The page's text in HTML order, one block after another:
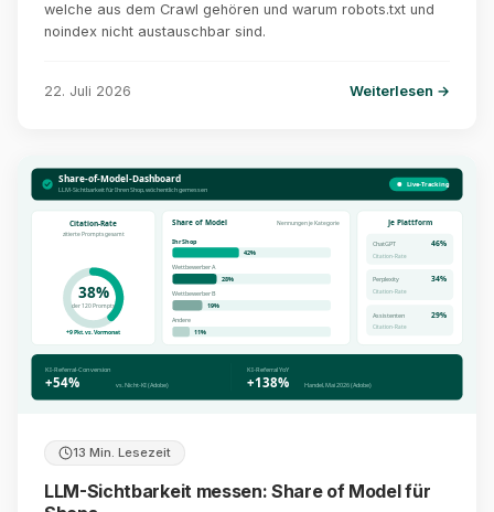
welche aus dem Crawl gehören und warum robots.txt und
noindex nicht austauschbar sind.
22. Juli 2026 Weiterlesen →
Share-of-Model-Dashboard
LLM-Sichtbarkeit für Ihren Shop, wöchentlich gemessen
Live-Tracking
Citation-Rate
zitierte Prompts gesamt
38%
der 120 Prompts
+9 Pkt. vs. Vormonat
Share of Model Nennungen je Kategorie
Ihr Shop
42%
Wettbewerber A
28%
Wettbewerber B
19%
Andere
11%
Je Plattform
ChatGPT 46%
Citation-Rate
Perplexity 34%
Citation-Rate
Assistenten 29%
Citation-Rate
KI-Referral-Conversion
+54% vs. Nicht-KI (Adobe)
KI-Referral YoY
+138% Handel, Mai 2026 (Adobe)
13 Min. Lesezeit
LLM-Sichtbarkeit messen: Share of Model für